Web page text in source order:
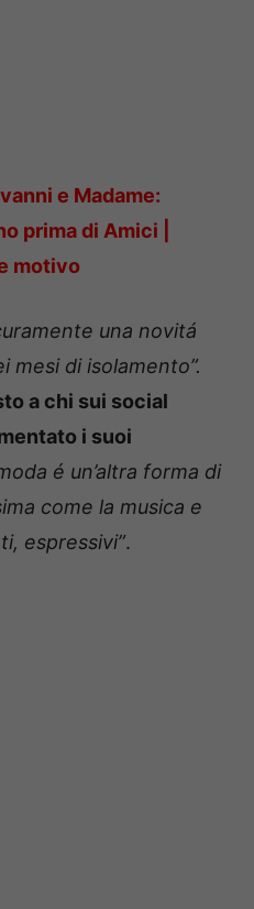
e Madame:
prima di Amici |
motivo
una novitá
mesi di isolamento”.
a chi sui social
i suoi
é un’altra forma di
come la musica e
espressivi”.